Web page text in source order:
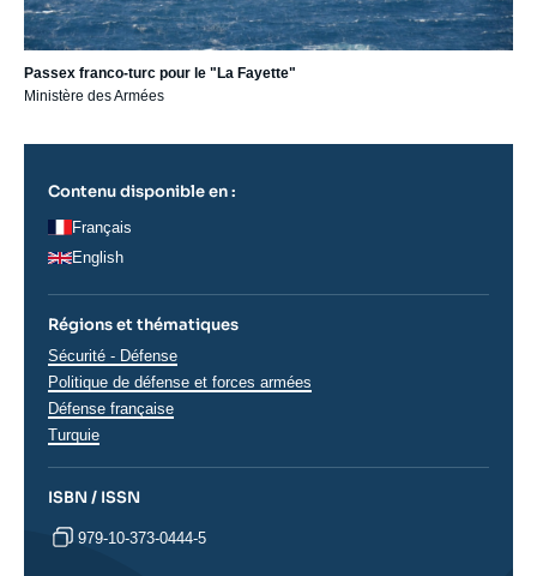
Passex franco-turc pour le "La Fayette"
Ministère des Armées
Contenu disponible en :
Français
English
Régions et thématiques
Thématiques
analyses
Sécurité - Défense
Politique de défense et forces armées
Défense française
Régions
Turquie
ISBN / ISSN
979-10-373-0444-5